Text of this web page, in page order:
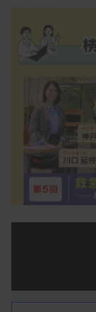
研究所／臨床